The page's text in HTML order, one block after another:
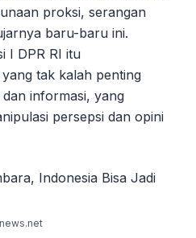
proksi, serangan
baru-baru ini.
I DPR RI itu
tak kalah penting
informasi, yang
persepsi dan opini